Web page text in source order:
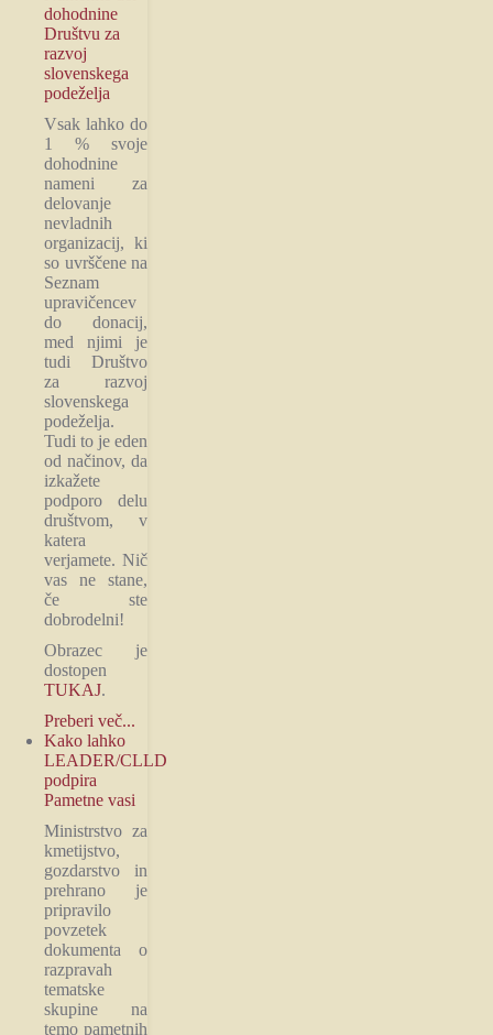
dohodnine
Društvu za
razvoj
slovenskega
podeželja
Vsak lahko do
1 % svoje
dohodnine
nameni za
delovanje
nevladnih
organizacij, ki
so uvrščene na
Seznam
upravičencev
do donacij,
med njimi je
tudi Društvo
za razvoj
slovenskega
podeželja.
Tudi to je eden
od načinov, da
izkažete
podporo delu
društvom, v
katera
verjamete. Nič
vas ne stane,
če ste
dobrodelni!
Obrazec je
dostopen
TUKAJ.
Preberi več...
Kako lahko
LEADER/CLLD
podpira
Pametne vasi
Ministrstvo za
kmetijstvo,
gozdarstvo in
prehrano je
pripravilo
povzetek
dokumenta o
razpravah
tematske
skupine na
temo pametnih